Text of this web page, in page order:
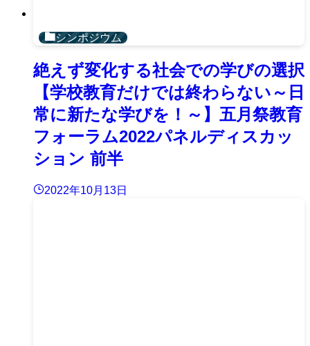
シンポジウム
絶えず変化する社会での学びの選択
【学校教育だけでは終わらない～日
常に新たな学びを！～】五月祭教育
フォーラム2022パネルディスカッ
ション 前半
2022年10月13日